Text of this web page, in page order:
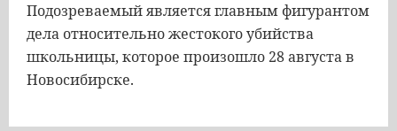
Подозреваемый является главным фигурантом
дела относительно жестокого убийства
школьницы, которое произошло 28 августа в
Новосибирске.